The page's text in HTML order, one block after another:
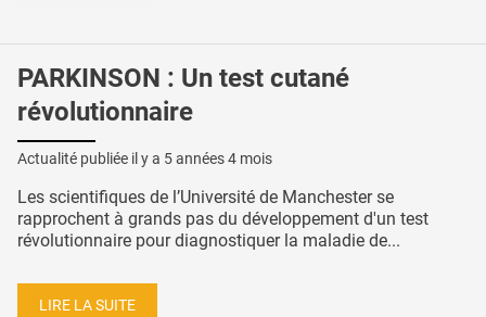
PARKINSON : Un test cutané
révolutionnaire
Actualité publiée il y a 5 années 4 mois
Les scientifiques de l’Université de Manchester se
rapprochent à grands pas du développement d'un test
révolutionnaire pour diagnostiquer la maladie de...
LIRE LA SUITE